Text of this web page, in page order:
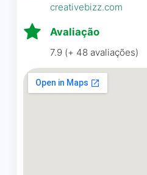
Empresa
de
bem
creativebizz.com
Avaliação
7.9 (+ 48 avaliações)